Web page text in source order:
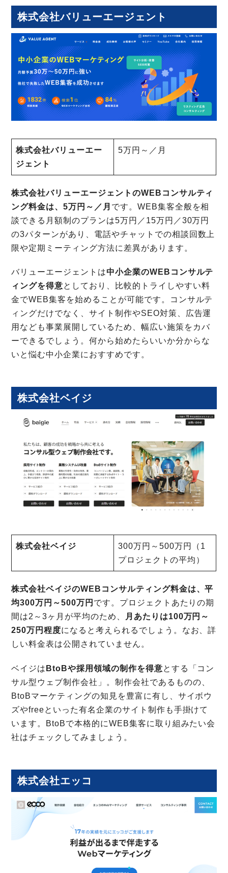
株式会社バリューエージェント
株式会社バリューエー
ジェント
5万円～／月
株式会社バリューエージェントのWEBコンサルティ
ング料金は、5万円～／月 です。WEB集客全般を相
談できる月額制のプランは5万円／15万円／30万円
の3パターンがあり、電話やチャットでの相談回数上
限や定期ミーティング方法に差異があります。
バリューエージェントは中小企業のWEBコンサルテ
ィングを得意としており、比較的トライしやすい料
金でWEB集客を始めることが可能です。コンサルテ
ィングだけでなく、サイト制作やSEO対策、広告運
用なども事業展開しているため、幅広い施策をカバ
ーできるでしょう。何から始めたらいいか分からな
いと悩む中小企業におすすめです。
株式会社ベイジ
株式会社ベイジ
300万円～500万円（1
プロジェクトの平均）
株式会社ベイジのWEBコンサルティング料金は、平
均300万円～500万円 です。プロジェクトあたりの期
間は2～3ヶ月が平均のため、
月あたりは100万円～
250万円程度になると考えられるでしょう。なお、詳
しい料金表は公開されていません。
ベイジは BtoBや採用領域の制作を得意とする「コン
サル型ウェブ制作会社」。制作会社であるものの、
BtoBマーケティングの知見を豊富に有し、サイボウ
ズやfreeといった有名企業のサイト制作も手掛けて
います。BtoBで本格的にWEB集客に取り組みたい会
社はチェックしてみましょう。
株式会社エッコ